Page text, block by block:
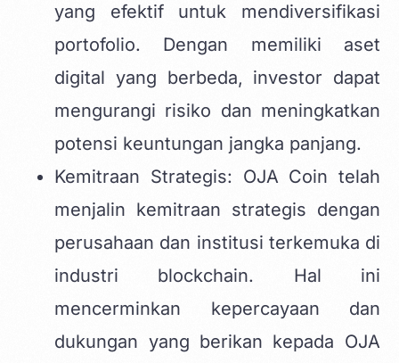
yang efektif untuk mendiversifikasi
portofolio. Dengan memiliki aset
digital yang berbeda, investor dapat
mengurangi risiko dan meningkatkan
potensi keuntungan jangka panjang.
Kemitraan Strategis: OJA Coin telah
menjalin kemitraan strategis dengan
perusahaan dan institusi terkemuka di
industri blockchain. Hal ini
mencerminkan kepercayaan dan
dukungan yang berikan kepada OJA